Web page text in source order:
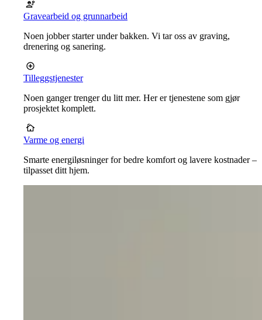
Gravearbeid og grunnarbeid
Noen jobber starter under bakken. Vi tar oss av graving,
drenering og sanering.
Tilleggstjenester
Noen ganger trenger du litt mer. Her er tjenestene som gjør
prosjektet komplett.
Varme og energi
Smarte energiløsninger for bedre komfort og lavere kostnader –
tilpasset ditt hjem.